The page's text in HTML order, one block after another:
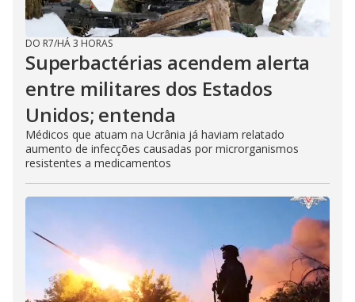
DO R7/HÁ 3 HORAS
Superbactérias acendem alerta
entre militares dos Estados
Unidos; entenda
Médicos que atuam na Ucrânia já haviam relatado
aumento de infecções causadas por microrganismos
resistentes a medicamentos